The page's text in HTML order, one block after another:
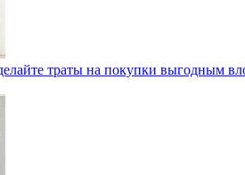
траты на покупки выгодным